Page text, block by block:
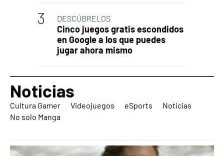
DESCÚBRELOS
Cinco juegos gratis escondidos
en Google a los que puedes
jugar ahora mismo
Noticias
Cultura Gamer Videojuegos eSports
Noticias
No solo Manga